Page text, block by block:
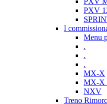
PXV
I
Menu
.
.
.
MX-X
MX-X
NXV
Treno